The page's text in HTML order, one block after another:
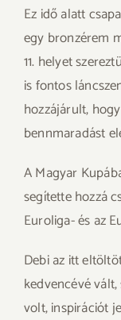
Ez idő alatt
egy bronzérem
11. helyet
is fontos
hozzájárult,
bennmaradást
A Magyar
segítette hozzá
Euroliga- és az
Debi az itt
kedvencévé
volt, inspirációt